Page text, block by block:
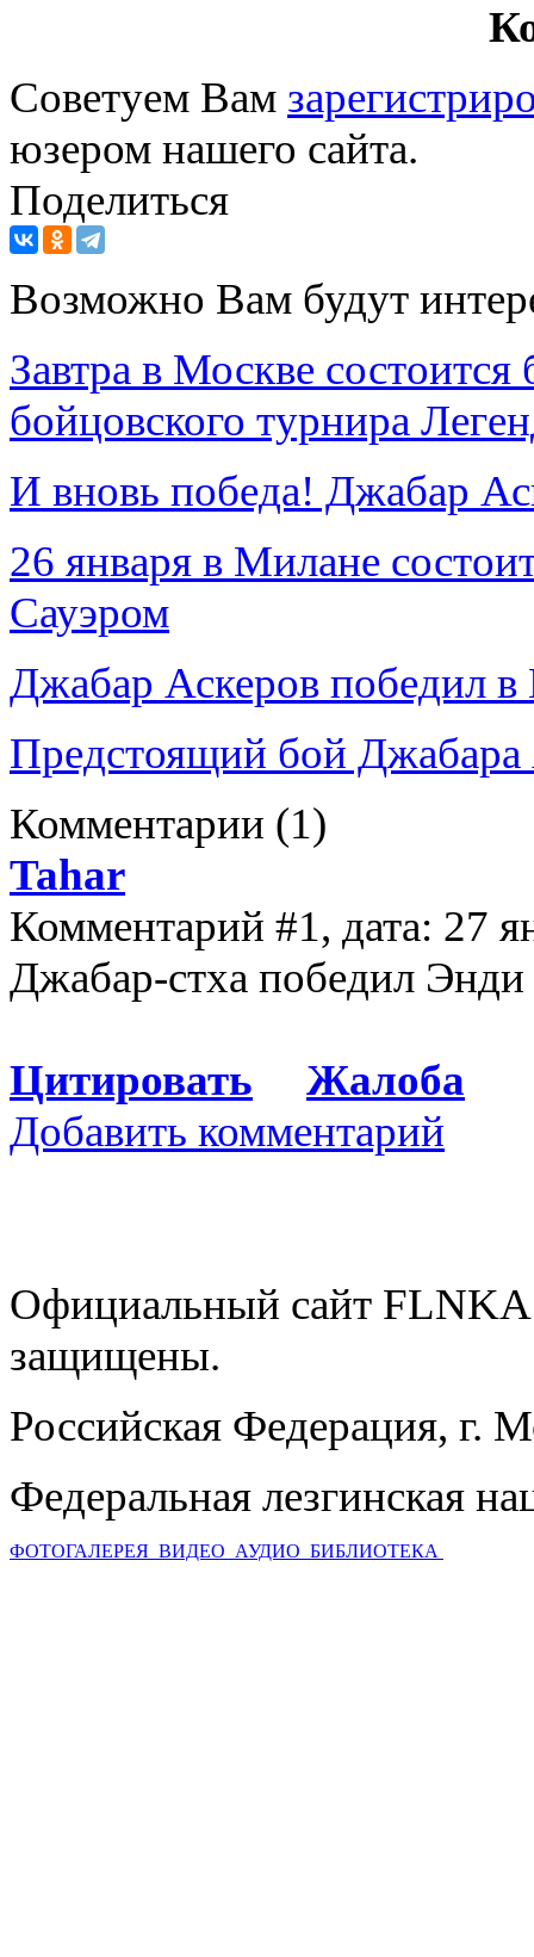
Советуем Вам
юзером нашего сайта.
Поделиться
Возможно Вам будут
Завтра в Москве
бойцовского турнира
И вновь победа! Джабар
26 января в Милане
Сауэром
Джабар Аскеров победил в
Предстоящий бой Джабара
Комментарии (1)
Tahar
Комментарий #1, дата: 27
Джабар-стха победил
Цитировать
Жалоба
Добавить комментарий
Официальный сайт
защищены.
Российская Федерация, г.
Федеральная лезгинская
ФОТОГАЛЕРЕЯ ВИДЕО АУДИО БИБЛИОТЕКА